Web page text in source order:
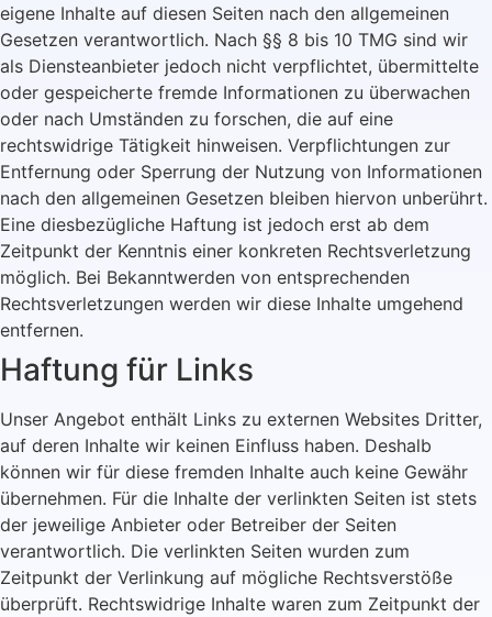
eigene Inhalte auf diesen Seiten nach den allgemeinen
Gesetzen verantwortlich. Nach §§ 8 bis 10 TMG sind wir
als Diensteanbieter jedoch nicht verpflichtet, übermittelte
oder gespeicherte fremde Informationen zu überwachen
oder nach Umständen zu forschen, die auf eine
rechtswidrige Tätigkeit hinweisen. Verpflichtungen zur
Entfernung oder Sperrung der Nutzung von Informationen
nach den allgemeinen Gesetzen bleiben hiervon unberührt.
Eine diesbezügliche Haftung ist jedoch erst ab dem
Zeitpunkt der Kenntnis einer konkreten Rechtsverletzung
möglich. Bei Bekanntwerden von entsprechenden
Rechtsverletzungen werden wir diese Inhalte umgehend
entfernen.
Haftung für Links
Unser Angebot enthält Links zu externen Websites Dritter,
auf deren Inhalte wir keinen Einfluss haben. Deshalb
können wir für diese fremden Inhalte auch keine Gewähr
übernehmen. Für die Inhalte der verlinkten Seiten ist stets
der jeweilige Anbieter oder Betreiber der Seiten
verantwortlich. Die verlinkten Seiten wurden zum
Zeitpunkt der Verlinkung auf mögliche Rechtsverstöße
überprüft. Rechtswidrige Inhalte waren zum Zeitpunkt der